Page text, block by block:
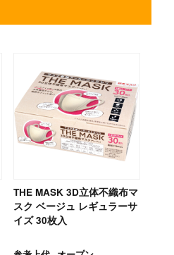
THE MASK 3D立体不織布マ
スク ベージュ レギュラーサ
イズ 30枚入